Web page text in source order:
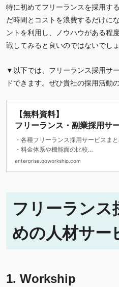
特に初めてフリーランスを採用す
だ時間とコストを浪費するだけに
ントを利用し、ノウハウがある程
戦してみると良いのではないでしょ
▼以下では、フリーランス採用サ
ドできます。ぜひ貴社の採用活動
【無料資料】
フリーランス・副業採用サ
較表
・各種フリーランス採用サービスま
・料金体系や機能面の比較
・登録ユーザー属性の比較をお伝えし
enterprise.goworkship.com
フリーランス
めの人材サー
1. Workship